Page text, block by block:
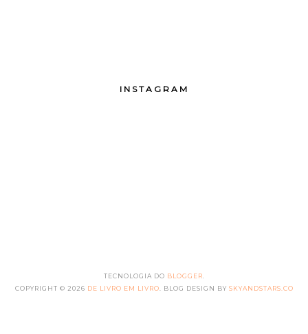
INSTAGRAM
TECNOLOGIA DO BLOGGER
COPYRIGHT © 2026 DE LIVRO EM LIVRO . BLOG DESIGN BY SKYANDSTARS.CO